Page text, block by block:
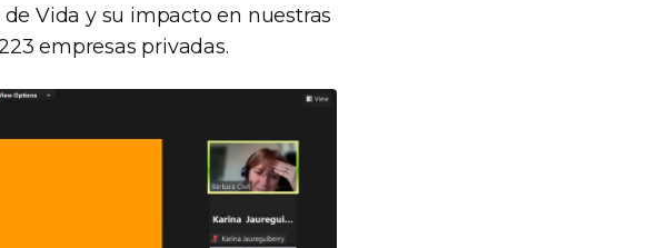
Vida y su impacto en nuestras
empresas privadas.